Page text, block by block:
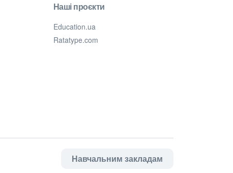
Наші проєкти
Education.ua
Ratatype.com
Навчальним закладам